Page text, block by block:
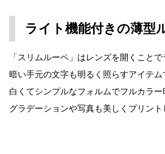
ライト機能付きの薄型
「スリムルーペ」はレンズを開くことで
暗い手元の文字も明るく照らすアイテム
白くてシンプルなフォルムでフルカラー
グラデーションや写真も美しくプリント